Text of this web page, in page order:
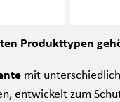
Produkttypen
mit
entwickelt zum